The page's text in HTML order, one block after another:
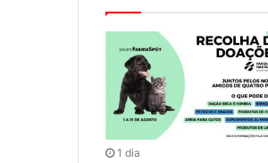
1 dia